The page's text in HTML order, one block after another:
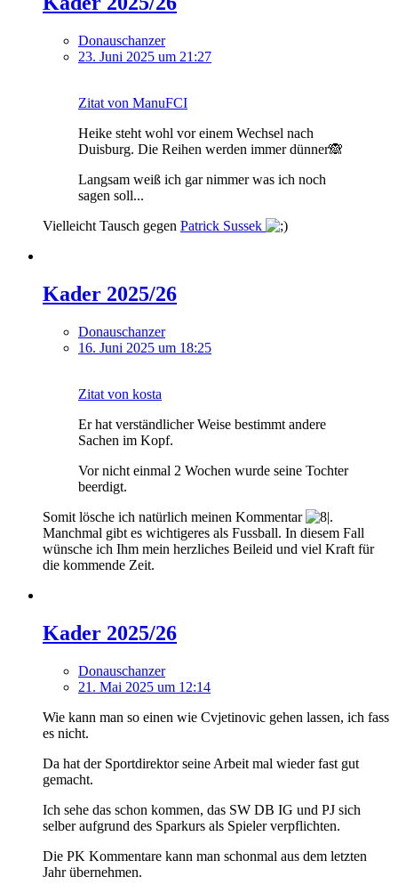
Donauschanzer
23. Juni 2025 um 21:27
Zitat von ManuFCI
Heike steht wohl vor einem Wechsel nach
Duisburg. Die Reihen werden immer dünner🙈
Langsam weiß ich gar nimmer was ich noch
sagen soll...
Vielleicht Tausch gegen Patrick Sussek
Kader 2025/26
Donauschanzer
16. Juni 2025 um 18:25
Zitat von kosta
Er hat verständlicher Weise bestimmt andere
Sachen im Kopf.
Vor nicht einmal 2 Wochen wurde seine Tochter
beerdigt.
Somit lösche ich natürlich meinen Kommentar
.
Manchmal gibt es wichtigeres als Fussball. In diesem Fall
wünsche ich Ihm mein herzliches Beileid und viel Kraft für
die kommende Zeit.
Kader 2025/26
Donauschanzer
21. Mai 2025 um 12:14
Wie kann man so einen wie Cvjetinovic gehen lassen, ich fass
es nicht.
Da hat der Sportdirektor seine Arbeit mal wieder fast gut
gemacht.
Ich sehe das schon kommen, das SW DB IG und PJ sich
selber aufgrund des Sparkurs als Spieler verpflichten.
Die PK Kommentare kann man schonmal aus dem letzten
Jahr übernehmen.